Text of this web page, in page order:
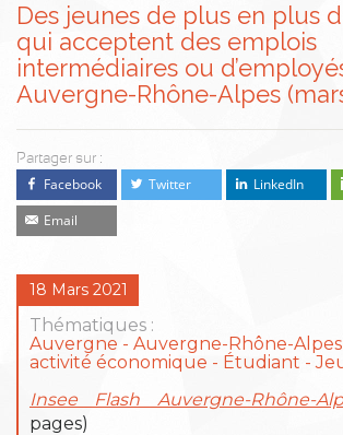
Des jeunes de plus en plus
qui acceptent des emplois
intermédiaires ou
Auvergne-Rhône-Alpes
Partager sur :
Facebook Twitter LinkedIn
Email
18 Mars 2021
Thématiques :
Auvergne
Auvergne-Rhône-Alpes
activité économique
Étudiant -
Insee Flash Auvergne-Rhône-
pages)